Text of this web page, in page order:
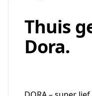
Thuis
Dora.